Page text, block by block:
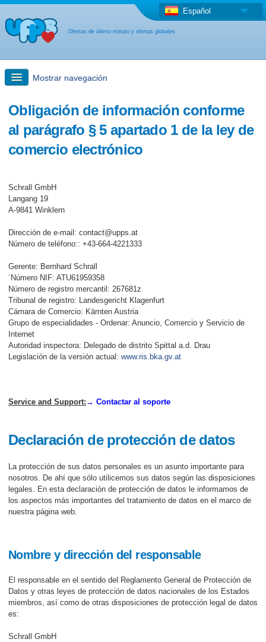
Ofertas de último minuto y ofertas globales
Español
Mostrar navegación
búsqueda rápida
Viajes: Búsqueda en el mapa
otro país
Obligación de información conforme
al parágrafo § 5 apartado 1 de la ley de
comercio electrónico
Schrall GmbH
Langang 19
A-9841 Winklern
Dirección de e-mail: contact@upps.at
Número de teléfono:: +43-664-4221333
Gerente: Bernhard Schrall
´Número NIF: ATU61959358
Número de registro mercantil: 267681z
Tribunal de registro: Landesgericht Klagenfurt
Cámara de Comercio: Kärnten Austria
Grupo de especialidades - Ordenar: Anuncio, Comercio y Servicio de
Internet
Autoridad inspectora: Delegado de distrito Spittal a.d. Drau
Legislación de la versión actual: www.ris.bka.gv.at
Service and Support: → Contactar al soporte
Declaración de protección de datos
La protección de sus datos personales es un asunto importante para
nosotros. De ahí que sólo utilicemos sus datos según las disposiciones
legales. En esta declaración de protección de datos le informamos de
los aspectos más importantes del tratamiento de datos en el marco de
nuestra página web.
Nombre y dirección del responsable
El responsable en el sentido del Reglamento General de Protección de
Datos y otras leyes de protección de datos nacionales de los Estados
miembros, así como de otras disposiciones de protección legal de datos
es:
Schrall GmbH